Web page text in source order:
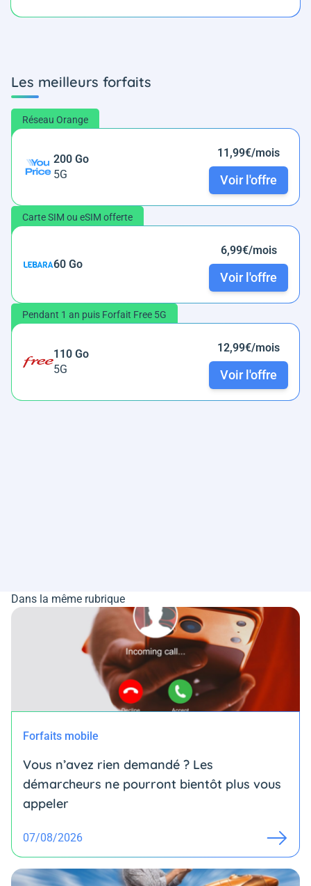
Les meilleurs forfaits
Réseau Orange
200 Go
5G
11,99€/mois
Voir l'offre
Carte SIM ou eSIM offerte
60 Go
6,99€/mois
Voir l'offre
Pendant 1 an puis Forfait Free 5G
110 Go
5G
12,99€/mois
Voir l'offre
Dans la même rubrique
Forfaits mobile
Vous n’avez rien demandé ? Les
démarcheurs ne pourront bientôt plus vous
appeler
07/08/2026